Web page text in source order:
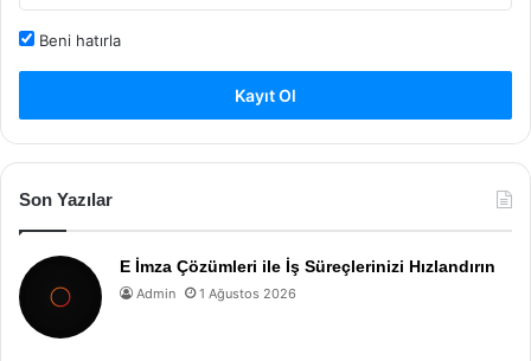
Beni hatırla
Kayıt Ol
Son Yazılar
E İmza Çözümleri ile İş Süreçlerinizi Hızlandırın
Admin 1 Ağustos 2026